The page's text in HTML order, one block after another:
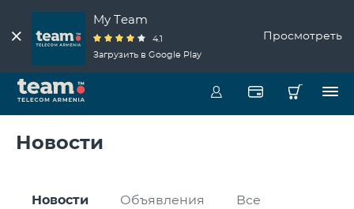
My Team
4.1
Загрузить в Google Play
Просмотреть
Новости
Новости Объявления Все